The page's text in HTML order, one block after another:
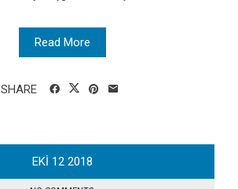
Read More
SHARE
EKI 12 2018